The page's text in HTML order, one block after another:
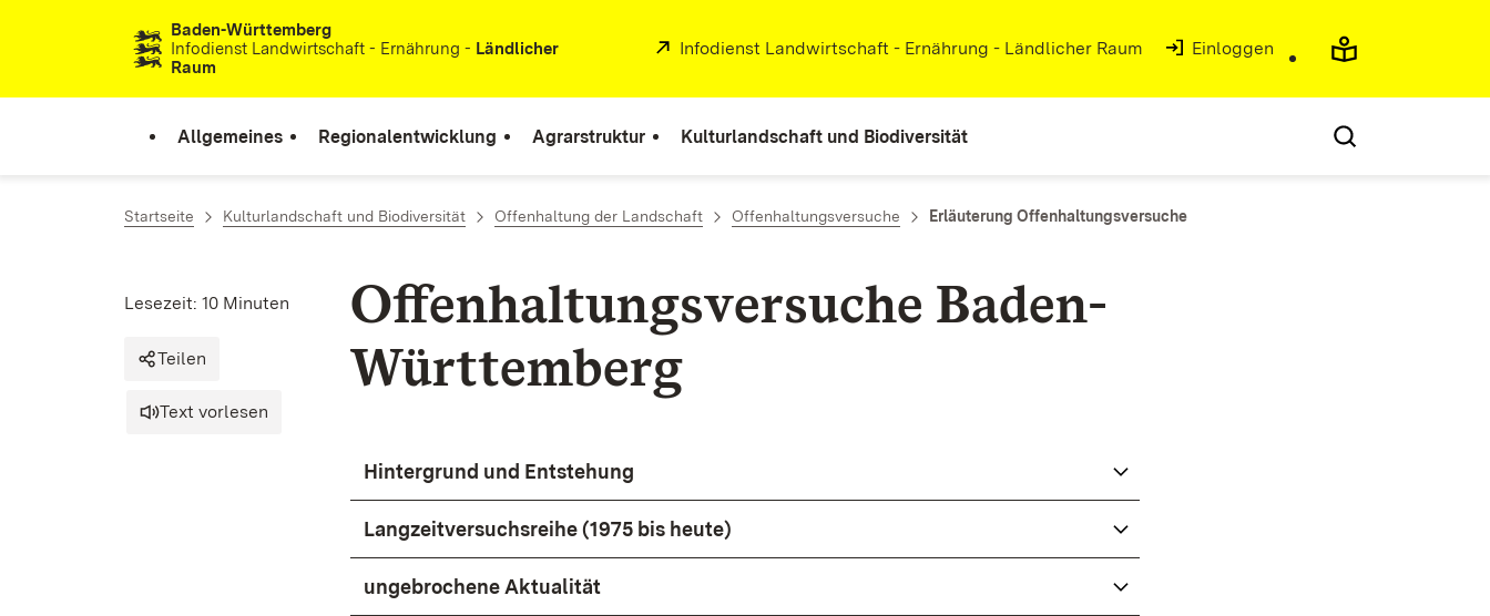
Zum Inhalt springenBaden-Württemberg
Infodienst Landwirtschaft - Ernährung - Ländlicher
Raum
Extern:
Infodienst Landwirtschaft - Ernährung - Ländlicher Raum (Öffnet in neuem Fenster)
Einloggen
Allgemeines Regionalentwicklung Agrarstruktur Kulturlandschaft und Biodiversität
Startseite Kulturlandschaft und Biodiversität Offenhaltung der Landschaft Offenhaltungsversuche Erläuterung Offenhaltungsversuche
Offenhaltungsversuche Baden-
Württemberg
Lesezeit: 10 Minuten
Teilen
Text vorlesen
Hintergrund und Entstehung
Langzeitversuchsreihe (1975 bis heute)
ungebrochene Aktualität